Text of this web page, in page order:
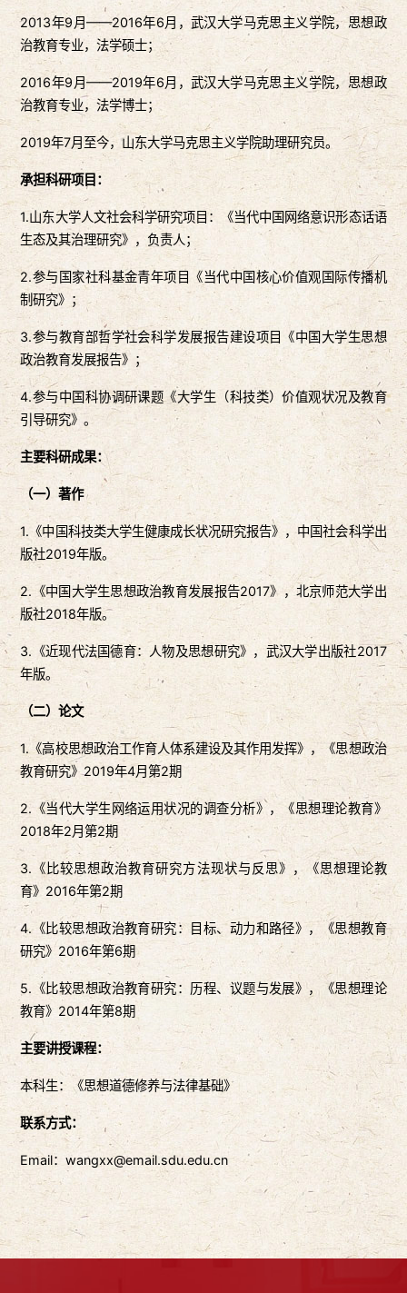
2013年9月——2016年6月，武汉大学马克思主义学院，思想政
治教育专业，法学硕士；
2016年9月——2019年6月，武汉大学马克思主义学院，思想政
治教育专业，法学博士；
2019年7月至今，山东大学马克思主义学院助理研究员。
承担科研项目：
1.山东大学人文社会科学研究项目：《当代中国网络意识形态话语
生态及其治理研究》，负责人；
2.参与国家社科基金青年项目《当代中国核心价值观国际传播机
制研究》；
3.参与教育部哲学社会科学发展报告建设项目《中国大学生思想
政治教育发展报告》；
4.参与中国科协调研课题《大学生（科技类）价值观状况及教育
引导研究》。
主要科研成果：
（一）著作
1.《中国科技类大学生健康成长状况研究报告》，中国社会科学出
版社2019年版。
2.《中国大学生思想政治教育发展报告2017》，北京师范大学出
版社2018年版。
3.《近现代法国德育：人物及思想研究》，武汉大学出版社2017
年版。
（二）论文
1.《高校思想政治工作育人体系建设及其作用发挥》，《思想政治
教育研究》2019年4月第2期
2.《当代大学生网络运用状况的调查分析》，《思想理论教育》
2018年2月第2期
3.《比较思想政治教育研究方法现状与反思》，《思想理论教
育》2016年第2期
4.《比较思想政治教育研究：目标、动力和路径》，《思想教育
研究》2016年第6期
5.《比较思想政治教育研究：历程、议题与发展》，《思想理论
教育》2014年第8期
主要讲授课程：
本科生：《思想道德修养与法律基础》
联系方式：
Email：wangxx@email.sdu.edu.cn